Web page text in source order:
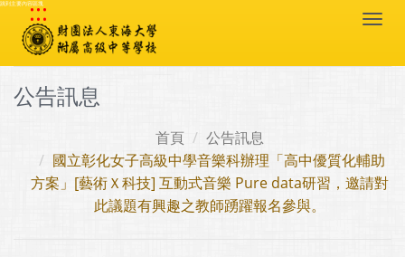
跳到主要內容區塊
:::
公告訊息
首頁
公告訊息
國立彰化女子高級中學音樂科辦理「高中優質化輔助
方案」[藝術Ｘ科技] 互動式音樂 Pure data研習，邀請對
此議題有興趣之教師踴躍報名參與。